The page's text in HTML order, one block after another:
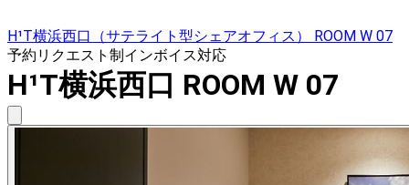
H¹T横浜西口（サテライト型シェアオフィス） ROOM W 07
予約リクエスト制インボイス対応
H¹T横浜西口 ROOM W 07